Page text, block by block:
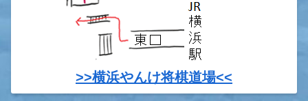
>>横浜やんけ将棋道場<<